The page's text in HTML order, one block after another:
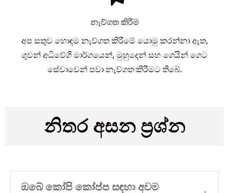
නැව්ගත කිරීම
අප සතුව හොඳම නැව්ගත කිරීමේ යොමු කරන්නා ඇත,
ගුවන් අධිවේගී මාර්ගයෙන්, මුහුදෙන් සහ ගෙයින් ගෙට
සේවාවෙන් පවා නැව්ගත කිරීමට තිබේ.
නිතර අසන ප්‍රශ්න
ඔබේ කෝපි කෝප්ප සඳහා අවම